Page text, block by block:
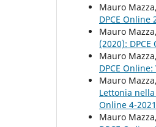
Mauro Mazza,
DPCE Online
Mauro Mazza,
(2020):
Mauro Mazza,
DPCE
Mauro Mazza,
Lettonia
Online 4-2021
Mauro Mazza,